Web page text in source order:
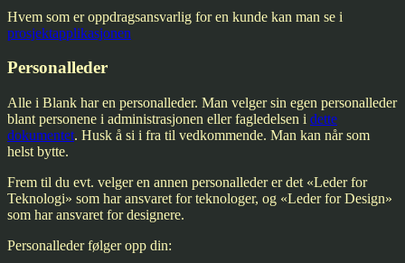
Hvem som er oppdragsansvarlig for en kunde kan man se i
prosjektapplikasjonen
Personalleder
Alle i Blank har en personalleder. Man velger sin egen personalleder
blant personene i administrasjonen eller fagledelsen i dette
dokumentet. Husk å si i fra til vedkommende. Man kan når som
helst bytte.
Frem til du evt. velger en annen personalleder er det «Leder for
Teknologi» som har ansvaret for teknologer, og «Leder for Design»
som har ansvaret for designere.
Personalleder følger opp din: